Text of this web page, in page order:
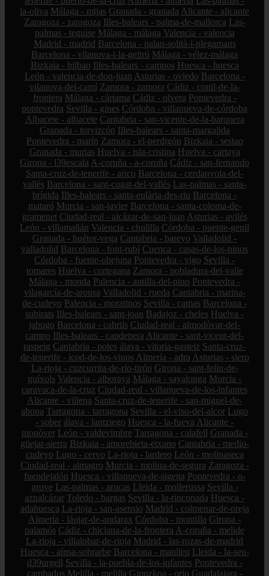
la-oliva Málaga - mijas Granada - granada Alicante - alicante
Zaragoza - zaragoza Illes-balears - palma-de-mallorca Las-
palmas - teguise Málaga - málaga Valencia - valencia
Madrid - madrid Barcelona - palau-solità-i-plegamans
Barcelona - vilanova-i-la-geltrú Málaga - vélez-málaga
Bizkaia - bilbao Illes-balears - campos Huesca - huesca
León - valencia-de-don-juan Asturias - oviedo Barcelona -
vilanova-del-camí Zamora - zamora Cádiz - conil-de-la-
frontera Málaga - cártama Cádiz - olvera Pontevedra -
pontevedra Sevilla - gines Córdoba - villanueva-de-córdoba
Albacete - albacete Cantabria - san-vicente-de-la-barquera
Granada - torvizcón Illes-balears - santa-margalida
Pontevedra - marín Zamora - el-perdigón Bizkaia - sestao
Granada - murtas Huelva - isla-cristina Huelva - cartaya
Girona - l39escala A-coruña - a-coruña Cádiz - san-fernando
Santa-cruz-de-tenerife - arico Barcelona - cerdanyola-del-
vallès Barcelona - sant-cugat-del-vallès Las-palmas - santa-
brígida Illes-balears - santa-eulària-des-riu Barcelona -
mataró Murcia - san-javier Barcelona - santa-coloma-de-
gramenet Ciudad-real - alcázar-de-san-juan Asturias - avilés
León - villamañán Valencia - chulilla Córdoba - puente-genil
Granada - huétor-vega Cantabria - bareyo Valladolid -
valladolid Barcelona - font-rubí Cuenca - casas-de-los-pinos
Córdoba - fuente-obejuna Pontevedra - vigo Sevilla -
tomares Huelva - cortegana Zamora - pobladura-del-valle
Málaga - monda Palencia - autilla-del-pino Pontevedra -
vilagarcía-de-arousa Valladolid - rueda Cantabria - marina-
de-cudeyo Palencia - moratinos Sevilla - camas Barcelona -
subirats Illes-balears - sant-joan Badajoz - cheles Huelva -
jabugo Barcelona - cabrils Ciudad-real - almodóvar-del-
campo Illes-balears - capdepera Alicante - sant-vicent-del-
raspeig Cantabria - potes álava - vitoria-gasteiz Santa-cruz-
de-tenerife - icod-de-los-vinos Almería - adra Asturias - siero
La-rioja - cuzcurrita-de-río-tirón Girona - sant-feliu-de-
guíxols Valencia - alboraya Málaga - sayalonga Murcia -
caravaca-de-la-cruz Ciudad-real - villanueva-de-los-infantes
Alicante - villena Santa-cruz-de-tenerife - san-miguel-de-
abona Tarragona - tarragona Sevilla - el-viso-del-alcor Lugo
- sober álava - lantziego Huesca - la-fueva Alicante -
monòver León - valdevimbre Tarragona - calafell Granada -
güejar-sierra Bizkaia - amorebieta-etxano Cantabria - medio-
cudeyo Lugo - cervo La-rioja - lardero León - molinaseca
Ciudad-real - almagro Murcia - molina-de-segura Zaragoza -
fuendejalón Huesca - villanueva-de-sigena Pontevedra - o-
grove Las-palmas - arucas Lleida - mollerussa Sevilla -
aznalcázar Toledo - bargas Sevilla - la-rinconada Huesca -
adahuesca La-rioja - san-asensio Madrid - colmenar-de-oreja
Almería - láujar-de-andarax Córdoba - montilla Girona -
palamós Cádiz - chiclana-de-la-frontera A-coruña - melide
La-rioja - villalobar-de-rioja Madrid - las-rozas-de-madrid
Huesca - aínsa-sobrarbe Barcelona - manlleu Lleida - la-seu-
d39urgell Sevilla - la-puebla-de-los-infantes Pontevedra -
cambados Melilla - melilla Gipuzkoa - orio Guadalajara -